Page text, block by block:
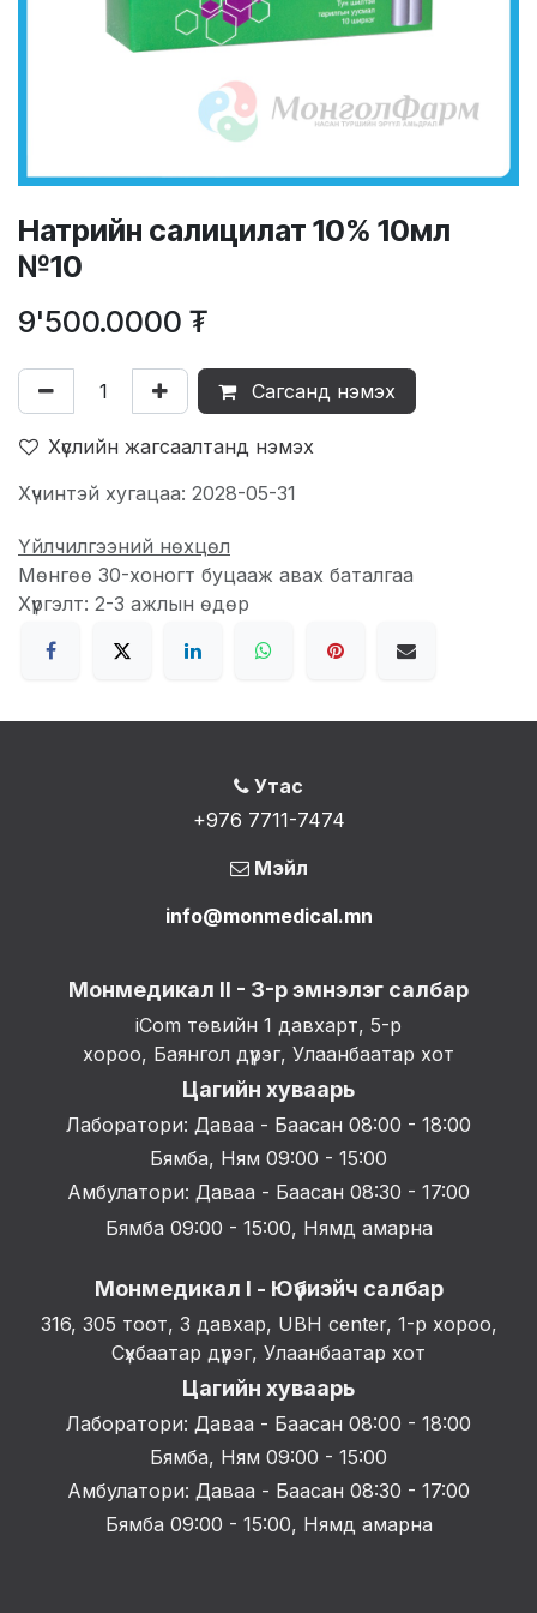
Натрийн салицилат 10% 10мл
№10
9'500.0000 ₮
Сагсанд нэмэх
Хүслийн жагсаалтанд нэмэх
Хүчинтэй хугацаа: 2028-05-31
Үйлчилгээний нөхцөл
Мөнгөө 30-хоногт буцааж авах баталгаа
Хүргэлт: 2-3 ажлын өдөр
Утас
+976 7711-7474
Мэйл
info@monmedical.mn
Монмедикал II - 3-р эмнэлэг салбар
iCom төвийн 1 давхарт, 5-р
хороо, Баянгол дүүрэг, Улаанбаатар хот
Цагийн хуваарь
Лаборатори: Даваа - Баасан 08:00 - 18:00
Бямба, Ням 09:00 - 15:00
Амбулатори: Даваа - Баасан 08:30 - 17:00
Бямба 09:00 - 15:00, Нямд амарна
Монмедикал I - Юүбиэйч салбар
316, 305 тоот, 3 давхар, UBH center, 1-р хороо,
Сүхбаатар дүүрэг, Улаанбаатар хот
Цагийн хуваарь
Лаборатори: Даваа - Баасан 08:00 - 18:00
Бямба, Ням 09:00 - 15:00
Амбулатори: Даваа - Баасан 08:30 - 17:00
Бямба 09:00 - 15:00, Нямд амарна